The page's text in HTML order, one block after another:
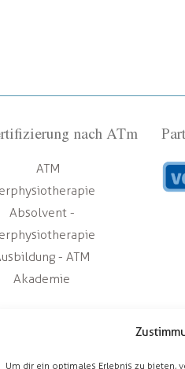
Um dir ein optimales Erlebnis zu bieten,
nach ATm